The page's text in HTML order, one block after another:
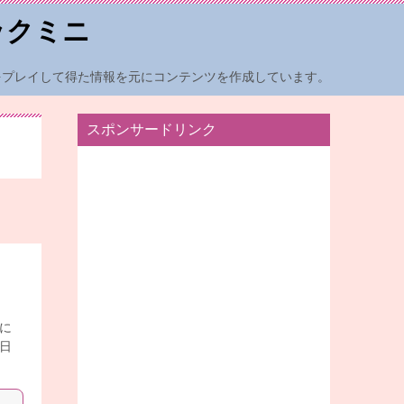
ミニ
レイして得た情報を元にコンテンツを作成しています。
スポンサードリンク